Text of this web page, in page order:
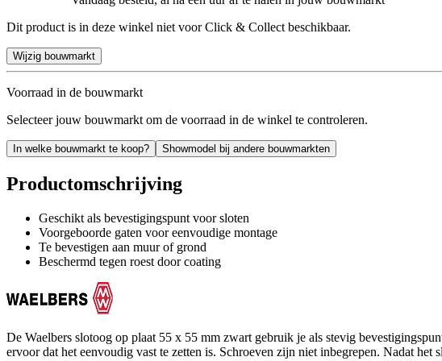
Dit product is in deze winkel niet voor Click & Collect beschikbaar.
Wijzig bouwmarkt
Voorraad in de bouwmarkt
Selecteer jouw bouwmarkt om de voorraad in de winkel te controleren.
In welke bouwmarkt te koop? Showmodel bij andere bouwmarkten
Productomschrijving
Geschikt als bevestigingspunt voor sloten
Voorgeboorde gaten voor eenvoudige montage
Te bevestigen aan muur of grond
Beschermd tegen roest door coating
De Waelbers slotoog op plaat 55 x 55 mm zwart gebruik je als stevig
ervoor dat het eenvoudig vast te zetten is. Schroeven zijn niet inbegrepen. Nadat